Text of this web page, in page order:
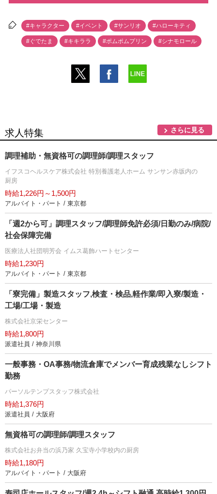
#キャラクター #イベント #サンリオ #ハローキティ
#ぐでたま #キキララ #ポムポムプリン #シナモロール
求人特集 さらに見る
調理補助・無資格可の調理師/調理スタッフ
イフスコヘルスケア株式会社 特別養護老人ホーム サンサン赤坂内の
厨房
時給1,226円～1,500円
アルバイト・パート / 東京都
「週2から可」調理スタッフ/調理師免許必須/日勤のみ/病院/
社会保障完備
医療法人社団明芳会 イムス葛飾ハートセンター
時給1,230円
アルバイト・パート / 東京都
「寮完備」製造スタッフ,検査・検品,軽作業/即入寮/製造・
工場/工場・製造
株式会社京栄センター
時給1,800円
派遣社員 / 神奈川県
一般事務・OA事務/物流倉庫でメンバー育成残業なしシフト
勤務
パーソルテンプスタッフ株式会社
時給1,376円
派遣社員 / 大阪府
無資格可の調理師/調理スタッフ
株式会社お弁当の浜乃家 久宝寺小学校内の厨房
時給1,180円
アルバイト・パート / 大阪府